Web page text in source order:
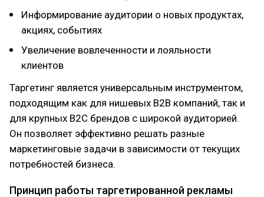
Информирование аудитории о новых продуктах,
акциях, событиях
Увеличение вовлеченности и лояльности
клиентов
Таргетинг является универсальным инструментом,
подходящим как для нишевых B2B компаний, так и
для крупных B2C брендов с широкой аудиторией.
Он позволяет эффективно решать разные
маркетинговые задачи в зависимости от текущих
потребностей бизнеса.
Принцип работы таргетированной рекламы